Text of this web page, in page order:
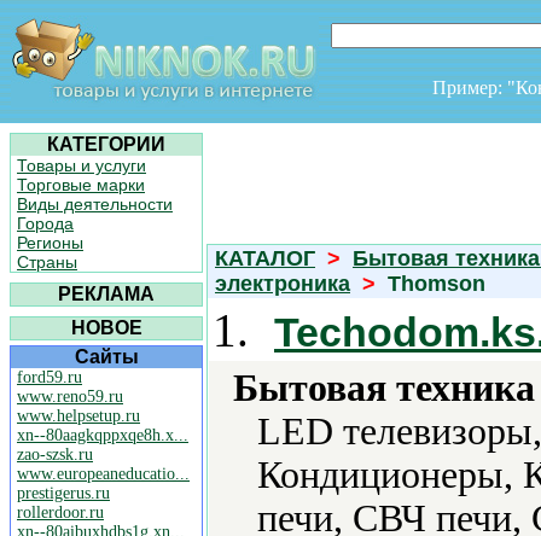
Пример:
КАТЕГОРИИ
Товары и услуги
Торговые марки
Виды деятельности
Города
Регионы
Страны
РЕКЛАМА
НОВОЕ
Сайты
ford59.ru
www.reno59.ru
www.helpsetup.ru
xn--80aagkqppxqe8h.x...
zao-szsk.ru
www.europeaneducatio...
prestigerus.ru
rollerdoor.ru
xn--80aibuxhdbs1g.xn...
КАТАЛОГ > Бытовая
электроника > Thomson
1.
Бытовая
LED
Кондиционеры,
печи, СВЧ печи,